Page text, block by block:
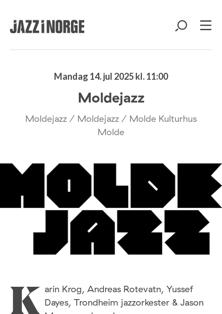
Mandag 14. jul 2025 kl. 11:00
Moldejazz
Moldejazz / Moldejazz / Molde Kulturhus
Molde
K arin Krog, Andreas Rotevatn, Yussef
Dayes, Trondheim jazzorkester & Jason